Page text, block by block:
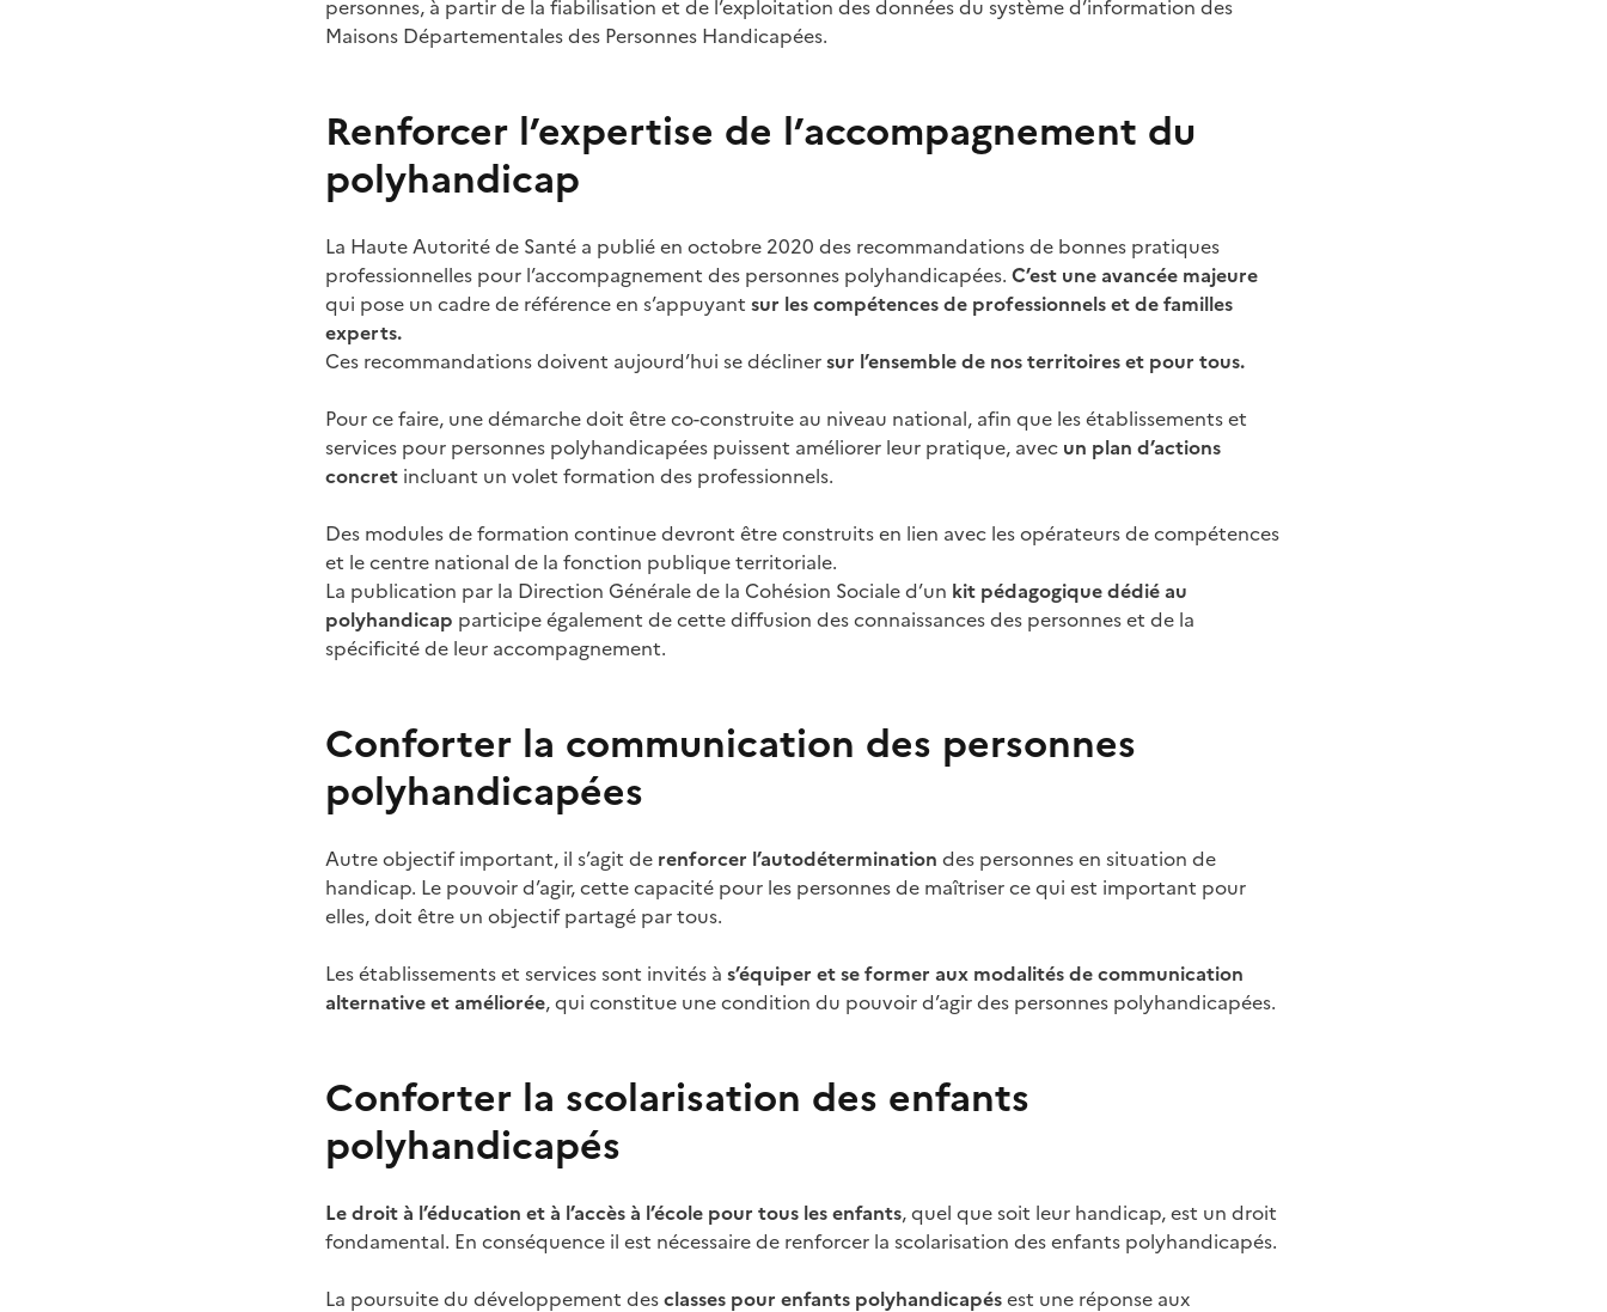
personnes, à partir de la fiabilisation et de l’exploitation des données du système d’information des
Maisons Départementales des Personnes Handicapées.
Renforcer l’expertise de l’accompagnement du
polyhandicap
La Haute Autorité de Santé a publié en octobre 2020 des recommandations de bonnes pratiques
professionnelles pour l’accompagnement des personnes polyhandicapées. C’est une avancée majeure
qui pose un cadre de référence en s’appuyant sur les compétences de professionnels et de familles
experts.
Ces recommandations doivent aujourd’hui se déclinersur l’ensemble de nos territoires et pour tous.
Pour ce faire, une démarche doit être co-construite au niveau national, afin que les établissements et
services pour personnes polyhandicapées puissent améliorer leur pratique, avec un plan d’actions
concret incluant un volet formation des professionnels.
Des modules de formation continue devront être construits en lien avec les opérateurs de compétences
et le centre national de la fonction publique territoriale.
La publication par la Direction Générale de la Cohésion Sociale d’un kit pédagogique dédié au
polyhandicap participe également de cette diffusion des connaissances des personnes et de la
spécificité de leur accompagnement.
Conforter la communication des personnes
polyhandicapées
Autre objectif important, il s’agit de renforcer l’autodétermination des personnes en situation de
handicap. Le pouvoir d’agir, cette capacité pour les personnes de maîtriser ce qui est important pour
elles, doit être un objectif partagé par tous.
Les établissements et services sont invités à s’équiper et se former aux modalités de communication
alternative et améliorée, qui constitue une condition du pouvoir d’agir des personnes polyhandicapées.
Conforter la scolarisation des enfants
polyhandicapés
Le droit à l’éducation et à l’accès à l’école pour tous les enfants, quel que soit leur handicap, est un droit
fondamental. En conséquence il est nécessaire de renforcer la scolarisation des enfants polyhandicapés.
La poursuite du développement desclasses pour enfants polyhandicapésest une réponse aux